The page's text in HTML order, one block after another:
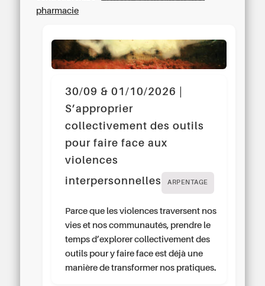
pharmacie
30/09 & 01/10/2026 |
S’approprier
collectivement des outils
pour faire face aux
violences
interpersonnelles
ARPENTAGE
Parce que les violences traversent nos
vies et nos communautés, prendre le
temps d’explorer collectivement des
outils pour y faire face est déjà une
manière de transformer nos pratiques.